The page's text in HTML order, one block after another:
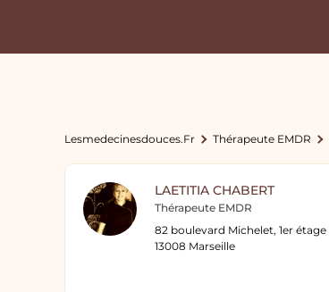
Lesmedecinesdouces.fr Thérapeute EMDR
LAETITIA CHABERT
Thérapeute EMDR
82 boulevard Michelet, 1er étage
13008 Marseille